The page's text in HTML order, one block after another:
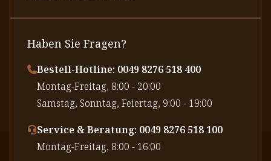
Haben Sie Fragen?
Bestell-Hotline: 0049 8276 518 400
⁠Montag-Freitag, 8:00 - 20:00
⁠Samstag, Sonntag, Feiertag, 9:00 - 19:00
Service & Beratung: 0049 8276 518 100
⁠Montag-Freitag, 8:00 - 16:00